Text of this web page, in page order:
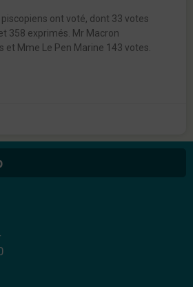
ont voté, dont 33 votes
358 exprimés. Mr Macron
et Mme Le Pen Marine 143 votes.